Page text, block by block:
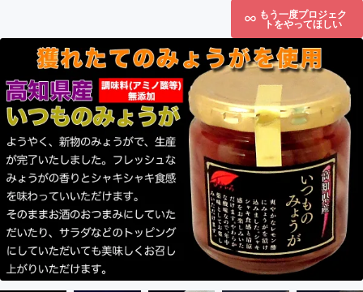
もう一度プロジェク
トをやってほしい